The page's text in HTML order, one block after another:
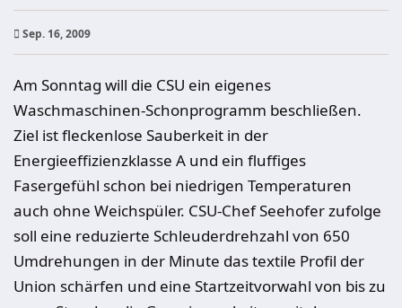
Sep. 16, 2009
Am Sonntag will die CSU ein eigenes
Waschmaschinen-Schonprogramm beschließen.
Ziel ist fleckenlose Sauberkeit in der
Energieeffizienzklasse A und ein fluffiges
Fasergefühl schon bei niedrigen Temperaturen
auch ohne Weichspüler. CSU-Chef Seehofer zufolge
soll eine reduzierte Schleuderdrehzahl von 650
Umdrehungen in der Minute das textile Profil der
Union schärfen und eine Startzeitvorwahl von bis zu